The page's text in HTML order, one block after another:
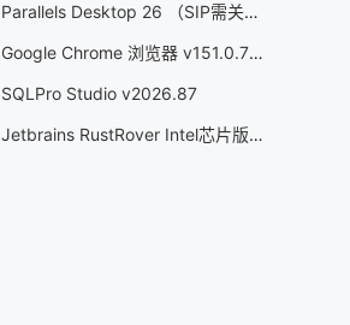
Parallels Desktop 26 （SIP需关闭） v26.3.0-57392
Google Chrome 浏览器 v151.0.7922.72
SQLPro Studio v2026.87
Jetbrains RustRover Intel芯片版 v2026.2